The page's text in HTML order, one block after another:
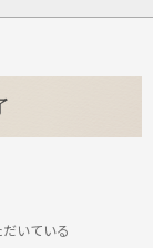
いている